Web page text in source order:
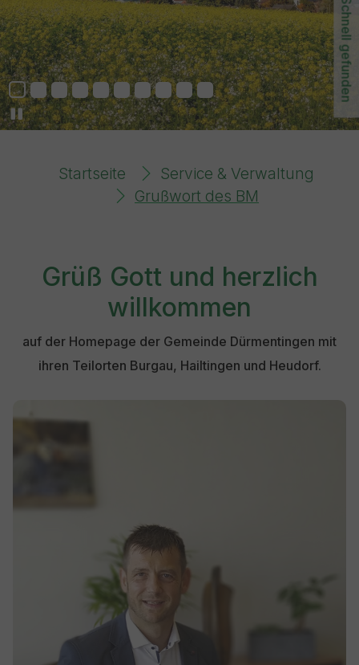
Schnell gefunden
Startseite
Service & Verwaltung
Grußwort des BM
Grüß Gott und herzlich
willkommen
auf der Homepage der Gemeinde Dürmentingen mit
ihren Teilorten Burgau, Hailtingen und Heudorf.